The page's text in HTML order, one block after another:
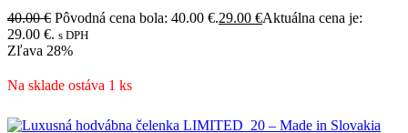
40.00€ Pôvodná cena bola: 40.00 €.29.00 €Aktuálna cena je:
29.00 €. s DPH
Zľava 28%
Na sklade ostáva 1 ks